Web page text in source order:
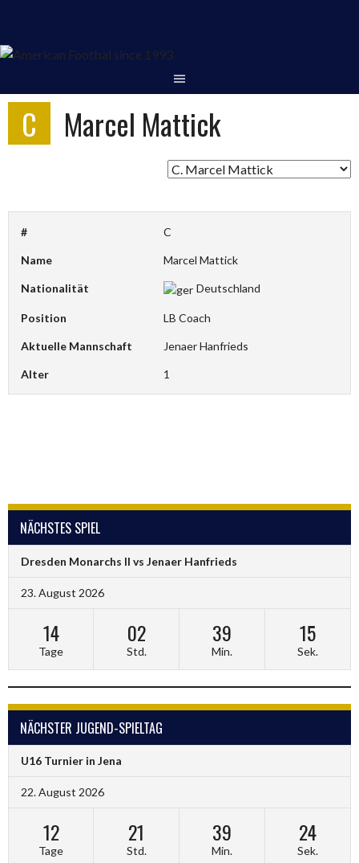
Inhalt
C Marcel Mattick
# C
Name Marcel Mattick
Nationalität Deutschland
Position LB Coach
Aktuelle Mannschaft Jenaer Hanfrieds
Alter 1
NÄCHSTES SPIEL
Dresden Monarchs II vs Jenaer Hanfrieds
23. August 2026
14
Tage
02
Std.
39
Min.
15
Sek.
NÄCHSTER JUGEND-SPIELTAG
U16 Turnier in Jena
22. August 2026
12
Tage
21
Std.
39
Min.
24
Sek.